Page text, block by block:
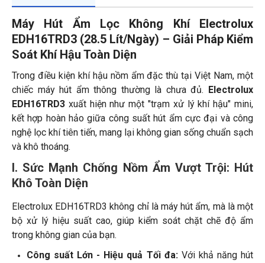
Máy Hút Ẩm Lọc Không Khí Electrolux
EDH16TRD3 (28.5 Lít/Ngày) – Giải Pháp Kiểm
Soát Khí Hậu Toàn Diện
Trong điều kiện khí hậu nồm ẩm đặc thù tại Việt Nam, một
chiếc máy hút ẩm thông thường là chưa đủ.
Electrolux
EDH16TRD3 xuất hiện như một "trạm xử lý khí hậu" mini,
kết hợp hoàn hảo giữa công suất hút ẩm cực đại và công
nghệ lọc khí tiên tiến, mang lại không gian sống chuẩn sạch
và khô thoáng.
I. Sức Mạnh Chống Nồm Ẩm Vượt Trội: Hút
Khô Toàn Diện
Electrolux EDH16TRD3 không chỉ là máy hút ẩm, mà là một
bộ xử lý hiệu suất cao, giúp kiểm soát chặt chẽ độ ẩm
trong không gian của bạn.
Công suất Lớn - Hiệu quả Tối đa:Với khả năng hút